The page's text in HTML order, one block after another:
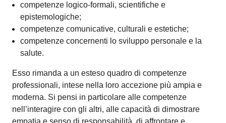
competenze logico-formali, scientifiche e
epistemologiche;
competenze comunicative, culturali e estetiche;
competenze concernenti lo sviluppo personale e la
salute.
Esso rimanda a un esteso quadro di competenze
professionali, intese nella loro accezione più ampia e
moderna. Si pensi in particolare alle competenze
nell’interagire con gli altri, alle capacità di dimostrare
empatia e senso di responsabilità, di affrontare e